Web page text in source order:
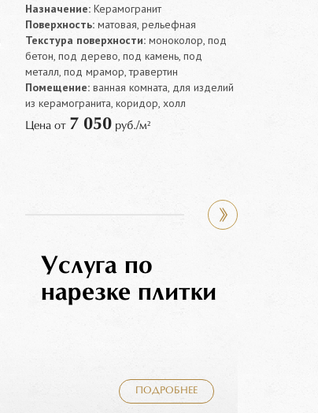
Назначение: Керамогранит
Поверхность: матовая, рельефная
Текстура поверхности: моноколор, под
бетон, под дерево, под камень, под
металл, под мрамор, травертин
Помещение: ванная комната, для изделий
из керамогранита, коридор, холл
Цена от 7 050 руб./м²
Услуга по
нарезке плитки
ПОДРОБНЕЕ